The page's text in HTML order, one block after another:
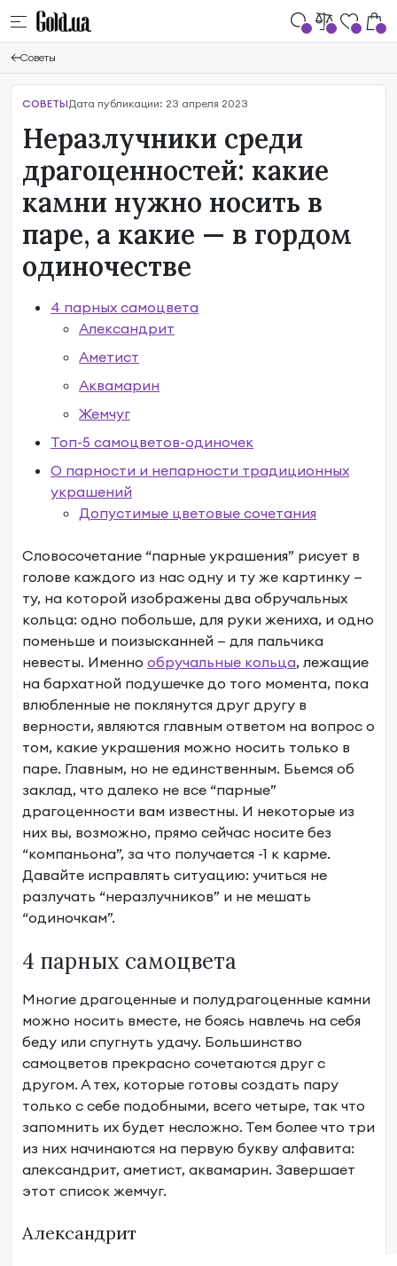
Советы
СОВЕТЫДата публикации: 23 апреля 2023
Неразлучники среди
драгоценностей: какие
камни нужно носить в
паре, а какие — в гордом
одиночестве
4 парных самоцвета
Александрит
Аметист
Аквамарин
Жемчуг
Топ-5 самоцветов-одиночек
О парности и непарности традиционных
украшений
Допустимые цветовые сочетания
Словосочетание “парные украшения” рисует в
голове каждого из нас одну и ту же картинку —
ту, на которой изображены два обручальных
кольца: одно побольше, для руки жениха, и одно
поменьше и поизысканней — для пальчика
невесты. Именно обручальные кольца, лежащие
на бархатной подушечке до того момента, пока
влюбленные не поклянутся друг другу в
верности, являются главным ответом на вопрос о
том, какие украшения можно носить только в
паре. Главным, но не единственным. Бьемся об
заклад, что далеко не все “парные”
драгоценности вам известны. И некоторые из
них вы, возможно, прямо сейчас носите без
“компаньона”, за что получается -1 к карме.
Давайте исправлять ситуацию: учиться не
разлучать “неразлучников” и не мешать
“одиночкам”.
4 парных самоцвета
Многие драгоценные и полудрагоценные камни
можно носить вместе, не боясь навлечь на себя
беду или спугнуть удачу. Большинство
самоцветов прекрасно сочетаются друг с
другом. А тех, которые готовы создать пару
только с себе подобными, всего четыре, так что
запомнить их будет несложно. Тем более что три
из них начинаются на первую букву алфавита:
александрит, аметист, аквамарин. Завершает
этот список жемчуг.
Александрит